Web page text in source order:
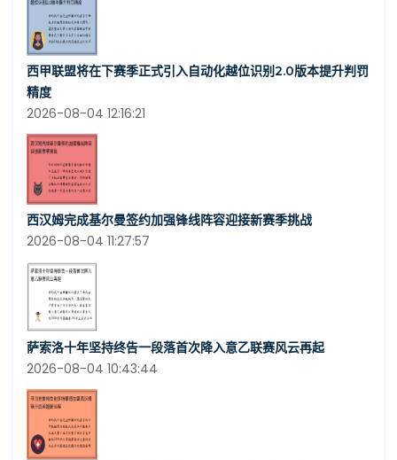
西甲联盟将在下赛季正式引入自动化越位识别2.0版本提升判罚
精度
2026-08-04 12:16:21
西汉姆完成基尔曼签约加强锋线阵容迎接新赛季挑战
2026-08-04 11:27:57
萨索洛十年坚持终告一段落首次降入意乙联赛风云再起
2026-08-04 10:43:44